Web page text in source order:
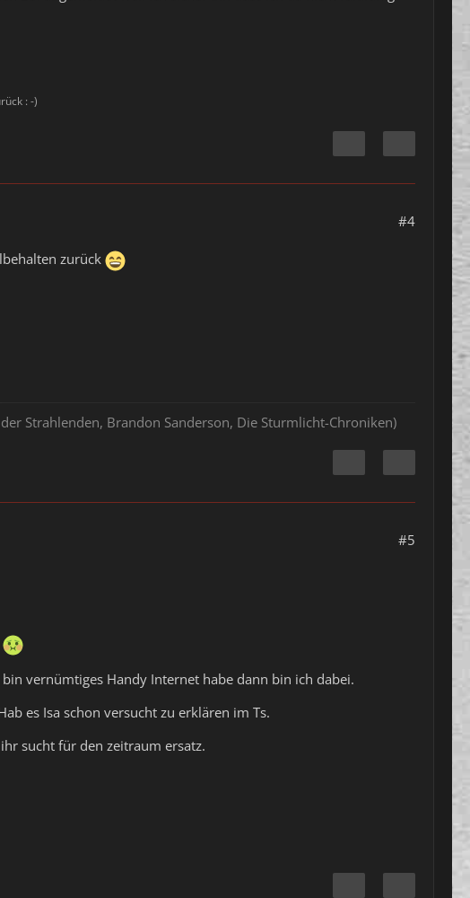
: -)
#4
zurück
Strahlenden, Brandon Sanderson, Die Sturmlicht-Chroniken)
#5
vernümtiges Handy Internet habe dann bin ich dabei.
es Isa schon versucht zu erklären im Ts.
sucht für den zeitraum ersatz.